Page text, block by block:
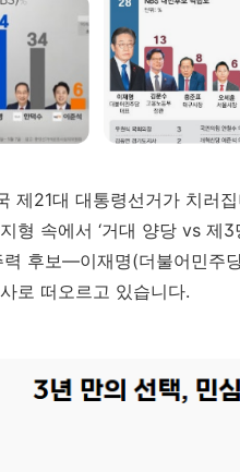
제21대 대통령선거가 치러
지형 속에서 ‘거대 양당 vs 제3
력 후보—이재명(더불어민주
로 떠오르고 있습니다.